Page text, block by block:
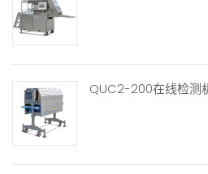
QUC2-200在线检测